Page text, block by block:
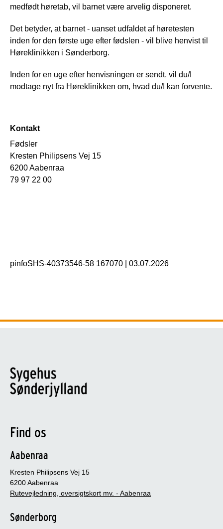
medfødt høretab, vil barnet være arvelig disponeret.
Det betyder, at barnet - uanset udfaldet af høretesten
inden for den første uge efter fødslen - vil blive henvist til
Høreklinikken i Sønderborg.
Inden for en uge efter henvisningen er sendt, vil du/I
modtage nyt fra Høreklinikken om, hvad du/I kan forvente.
Kontakt
Fødsler
Kresten Philipsens Vej 15
6200 Aabenraa
79 97 22 00
pinfoSHS-40373546-58 167070 03.07.2026
Find os
Aabenraa
Kresten Philipsens Vej 15
6200 Aabenraa
Rutevejledning, oversigtskort mv. - Aabenraa
Sønderborg